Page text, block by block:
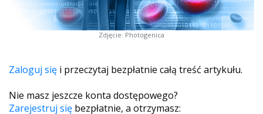
Zdjęcie: Photogenica
Zaloguj się i przeczytaj bezpłatnie całą treść artykułu.
Nie masz jeszcze konta dostępowego?
Zarejestruj się bezpłatnie, a otrzymasz: